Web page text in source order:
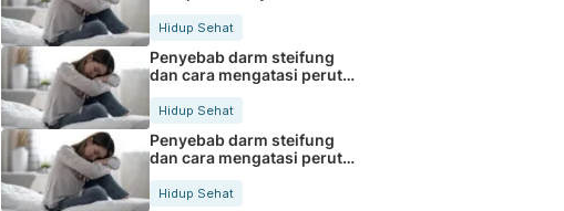
Hidup Sehat
Penyebab darm steifung
dan cara mengatasi perut
Hidup Sehat
Penyebab darm steifung
dan cara mengatasi perut
Hidup Sehat